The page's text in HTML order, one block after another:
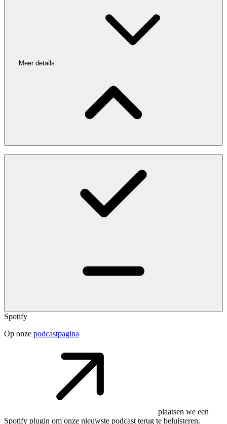
Meer details
Spotify
Op onze podcastpagina
plaatsen we een
Spotify plugin om onze nieuwste podcast terug te beluisteren.